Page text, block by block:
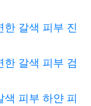
갈색 피부 진
갈색 피부 검
피부 하얀 피